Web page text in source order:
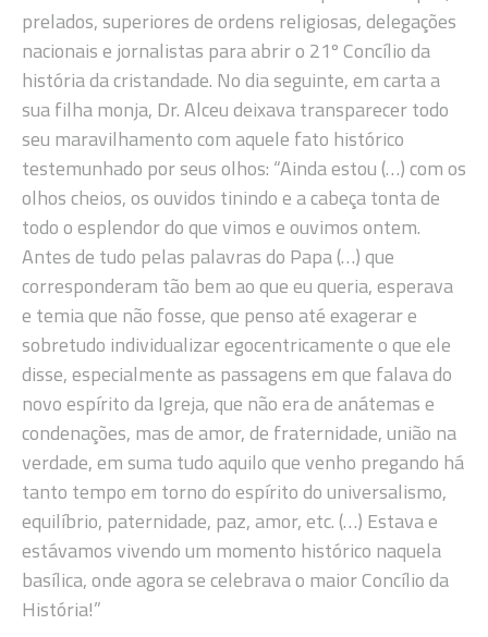
prelados, superiores de ordens religiosas, delegações
nacionais e jornalistas para abrir o 21º Concílio da
história da cristandade. No dia seguinte, em carta a
sua filha monja, Dr. Alceu deixava transparecer todo
seu maravilhamento com aquele fato histórico
testemunhado por seus olhos: “Ainda estou (…) com os
olhos cheios, os ouvidos tinindo e a cabeça tonta de
todo o esplendor do que vimos e ouvimos ontem.
Antes de tudo pelas palavras do Papa (…) que
corresponderam tão bem ao que eu queria, esperava
e temia que não fosse, que penso até exagerar e
sobretudo individualizar egocentricamente o que ele
disse, especialmente as passagens em que falava do
novo espírito da Igreja, que não era de anátemas e
condenações, mas de amor, de fraternidade, união na
verdade, em suma tudo aquilo que venho pregando há
tanto tempo em torno do espírito do universalismo,
equilíbrio, paternidade, paz, amor, etc. (…) Estava e
estávamos vivendo um momento histórico naquela
basílica, onde agora se celebrava o maior Concílio da
História!”